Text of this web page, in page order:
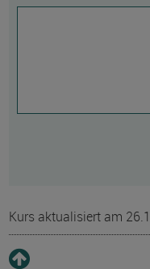
Kurs aktualisiert am